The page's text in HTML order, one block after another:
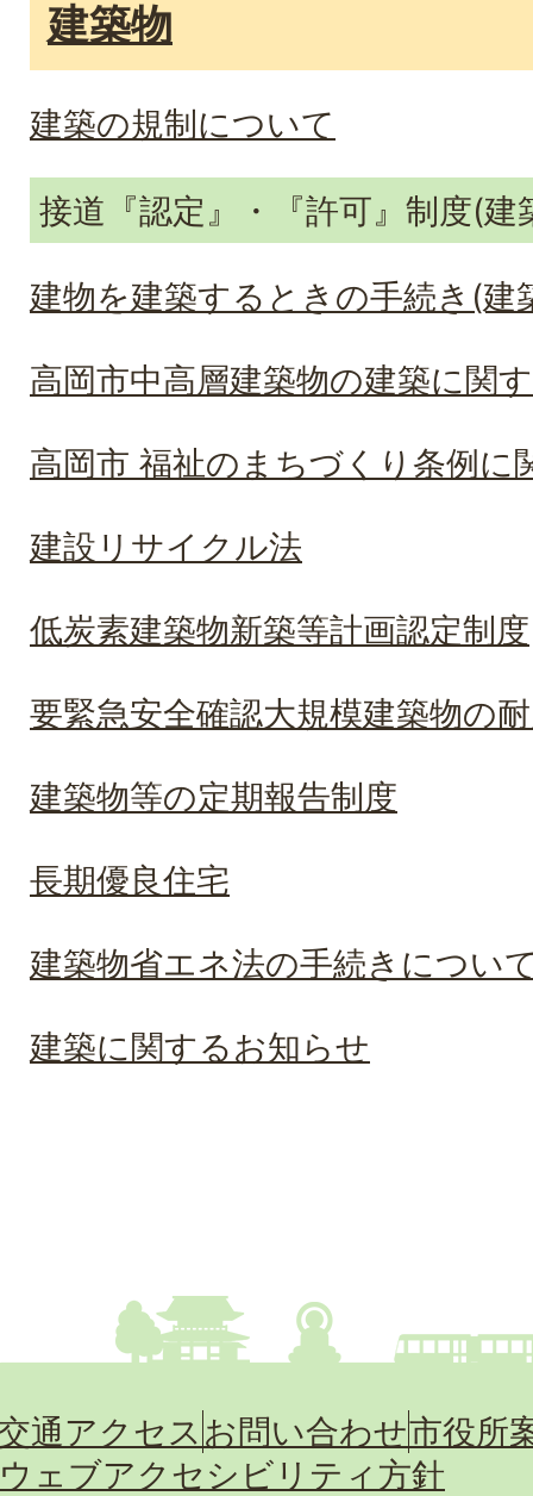
建築物
建築の規制について
接道『認定』・『許可』制度(
建物を建築するときの手続き(建
高岡市中高層建築物の建築に関
高岡市 福祉のまちづくり条例に
建設リサイクル法
低炭素建築物新築等計画認定制度
要緊急安全確認大規模建築物の
建築物等の定期報告制度
長期優良住宅
建築物省エネ法の手続きについ
建築に関するお知らせ
通アクセス お問い合わせ市役所
ウェブアクセシビリティ方針